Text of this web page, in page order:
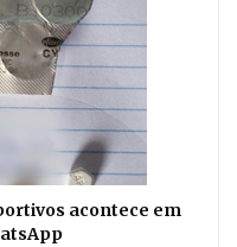
acontece em